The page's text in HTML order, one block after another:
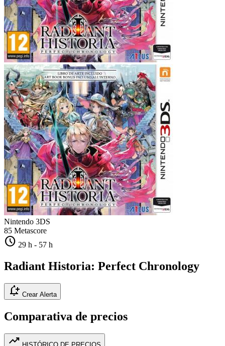
Nintendo 3DS
85 Metascore
schedule 29 h - 57 h
Radiant Historia: Perfect Chronology
notification_add Crear Alerta
Comparativa de precios
trending_up